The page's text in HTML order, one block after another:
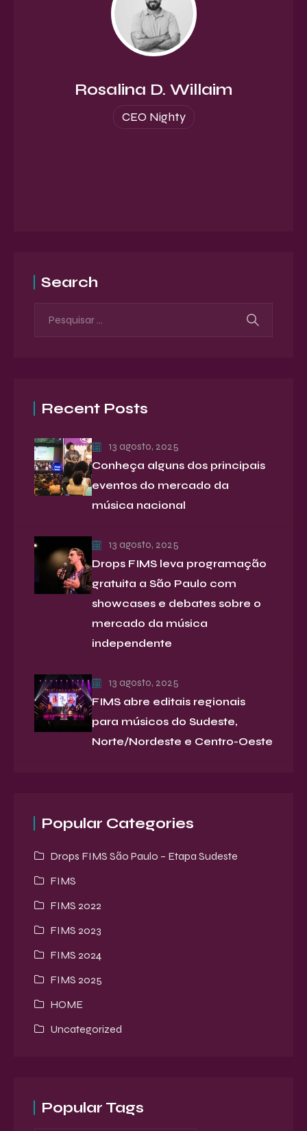
Rosalina D. Willaim
CEO Nighty
Search
Recent Posts
13 agosto, 2025
Conheça alguns dos principais
eventos do mercado da
música nacional
13 agosto, 2025
Drops FIMS leva programação
gratuita a São Paulo com
showcases e debates sobre o
mercado da música
independente
13 agosto, 2025
FIMS abre editais regionais
para músicos do Sudeste,
Norte/Nordeste e Centro-Oeste
Popular Categories
Drops FIMS São Paulo – Etapa Sudeste
FIMS
FIMS 2022
FIMS 2023
FIMS 2024
FIMS 2025
HOME
Uncategorized
Popular Tags